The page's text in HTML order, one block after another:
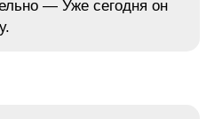
— Уже сегодня он